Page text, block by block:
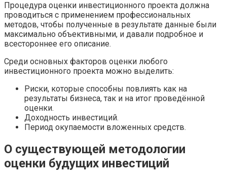
Процедура оценки инвестиционного проекта должна
проводиться с применением профессиональных
методов, чтобы полученные в результате данные были
максимально объективными, и давали подробное и
всестороннее его описание.
Среди основных факторов оценки любого
инвестиционного проекта можно выделить:
Риски, которые способны повлиять как на
результаты бизнеса, так и на итог проведённой
оценки.
Доходность инвестиций.
Период окупаемости вложенных средств.
О существующей методологии
оценки будущих инвестиций